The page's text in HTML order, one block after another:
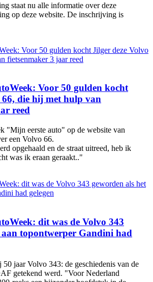
staat nu alle informatie over deze
op deze website. De inschrijving is
Voor 50 gulden kocht
66, die hij met hulp van
reed
"Mijn eerste auto" op de website van
een Volvo 66.
opgehaald en de straat uitreed, heb ik
was ik eraan geraakt.."
dit was de Volvo 343
aan topontwerper Gandini had
jaar Volvo 343: de geschiedenis van de
getekend werd. "Voor Nederland